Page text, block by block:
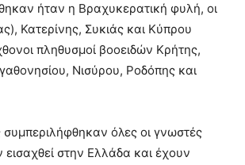
ήταν η Βραχυκερατική φυλή, οι
Κατερίνης, Συκιάς και Κύπρου
πληθυσμοί βοοειδών Κρήτης,
Νισύρου, Ροδόπης και
συμπεριλήφθηκαν όλες οι γνωστές
στην Ελλάδα και έχουν